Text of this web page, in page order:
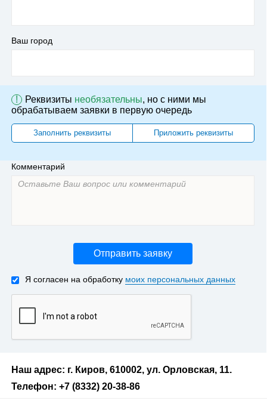
Ваш город
! Реквизиты необязательны, но с ними мы
обрабатываем заявки в первую очередь
Заполнить реквизиты Приложить реквизиты
Комментарий
Отправить заявку
Я согласен на обработку моих персональных данных
Наш адрес: г. Киров, 610002, ул. Орловская, 11.
Телефон: +7 (8332) 20-38-86